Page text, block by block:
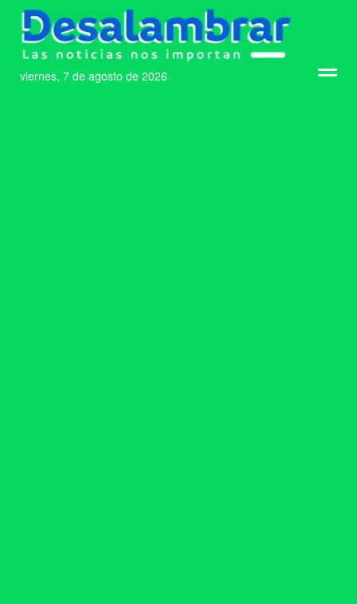
viernes, 7 de agosto de 2026